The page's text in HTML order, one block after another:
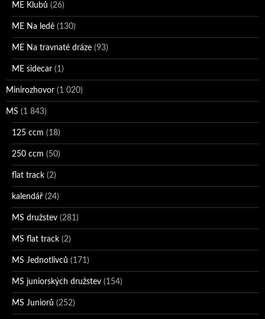
ME Klubů (26)
ME Na ledě (130)
ME Na travnaté dráze (93)
ME sidecar (1)
Minirozhovor (1 020)
MS (1 843)
125 ccm (18)
250 ccm (50)
flat track (2)
kalendář (24)
MS družstev (281)
MS flat track (2)
MS Jednotlivců (171)
MS juniorských družstev (154)
MS Juniorů (252)